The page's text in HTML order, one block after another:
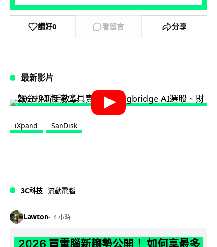
讚好0 看留言 分享
最新影片
iXpand SanDisk
3C科技 流動電腦
Lawton 4 小時
2026 買電腦新趨勢公開！ 如何享最多